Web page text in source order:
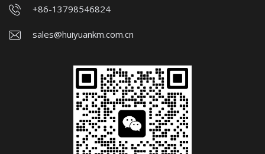
+86-13798546824
sales@huiyuankm.com.cn